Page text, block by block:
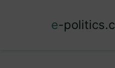
e-